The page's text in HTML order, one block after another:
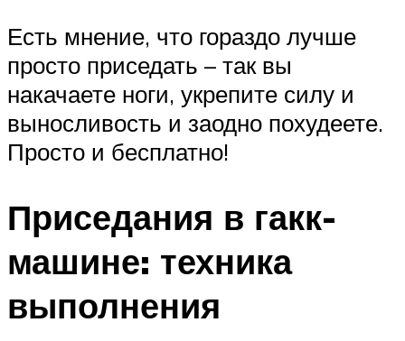
Есть мнение, что гораздо лучше
просто приседать – так вы
накачаете ноги, укрепите силу и
выносливость и заодно похудеете.
Просто и бесплатно!
Приседания в гакк-
машине: техника
выполнения